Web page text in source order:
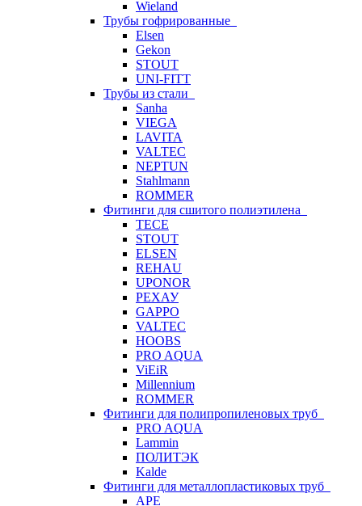
Wieland
Трубы гофрированные
Elsen
Gekon
STOUT
UNI-FITT
Трубы из стали
Sanha
VIEGA
LAVITA
VALTEC
NEPTUN
Stahlmann
ROMMER
Фитинги для сшитого полиэтилена
TECE
STOUT
ELSEN
REHAU
UPONOR
РЕХАУ
GAPPO
VALTEC
HOOBS
PRO AQUA
ViEiR
Millennium
ROMMER
Фитинги для полипропиленовых труб
PRO AQUA
Lammin
ПОЛИТЭК
Kalde
Фитинги для металлопластиковых труб
APE